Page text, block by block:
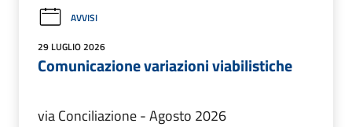
AVVISI
29 LUGLIO 2026
Comunicazione variazioni viabilistiche
via Conciliazione - Agosto 2026